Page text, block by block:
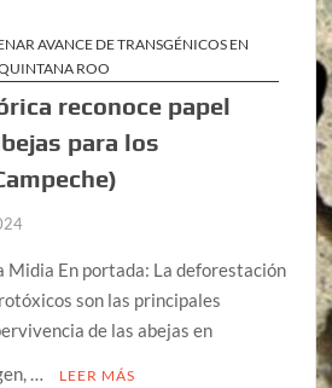
AVANCE DE TRANSGÉNICOS EN
ROO
reconoce papel
para los
Midia En portada: La deforestación
son las principales
de las abejas en
…
LEER MÁS